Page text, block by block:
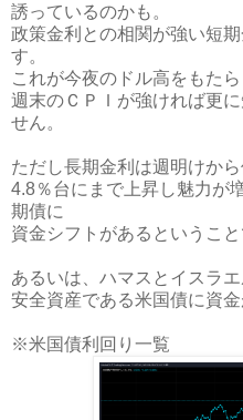
誘っているのかも。
政策金利との相関が強い短
す。
これが今夜のドル高をもたら
週末のＣＰＩが強ければ更
せん。
ただし長期金利は週明けか
4.8％台にまで上昇し魅力が
期債に
資金シフトがあるということ
あるいは、ハマスとイスラ
安全資産である米国債に資金
※米国債利回り一覧